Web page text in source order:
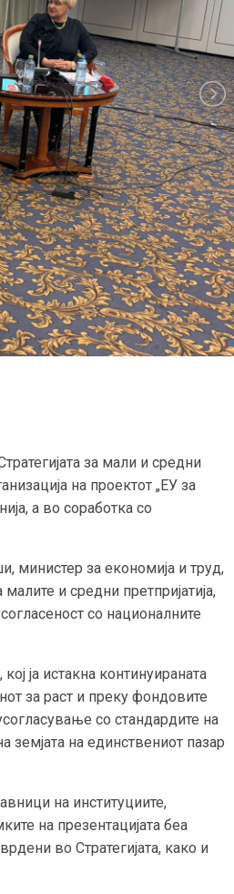
за мали и средни
на проектот „ЕУ за
а во соработка со
министер за економија и труд,
и средни претпријатија,
со националните
ја истакна континуираната
за раст и преку фондовите
со стандардите на
земјата на единствениот пазар
на институциите,
на презентацијата беа
во Стратегијата, како и